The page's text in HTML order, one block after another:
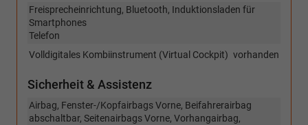
Freisprecheinrichtung, Bluetooth, Induktionsladen für
Smartphones
Telefon
vorhanden
Volldigitales Kombiinstrument (Virtual Cockpit)
Sicherheit & Assistenz
Airbag, Fenster-/Kopfairbags Vorne, Beifahrerairbag
abschaltbar, Seitenairbags Vorne, Vorhangairbag,